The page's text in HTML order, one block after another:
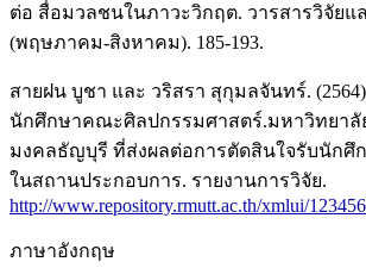
ต่อ สื่อมวลชนในภาวะวิกฤต. วารสารวิจัยแ
(พฤษภาคม-สิงหาคม). 185-193.
สายฝน บูชา และ วริสรา สุกุมลจันทร์.
นักศึกษาคณะศิลปกรรมศาสตร์.มหาวิทยาลั
มงคลธัญบุรี ที่ส่งผลต่อการตัดสินใจรับนักศึ
ในสถานประกอบการ. รายงานการวิจัย.
http://www.repository.rmutt.ac.th/xmlui/
ภาษาอังกฤษ